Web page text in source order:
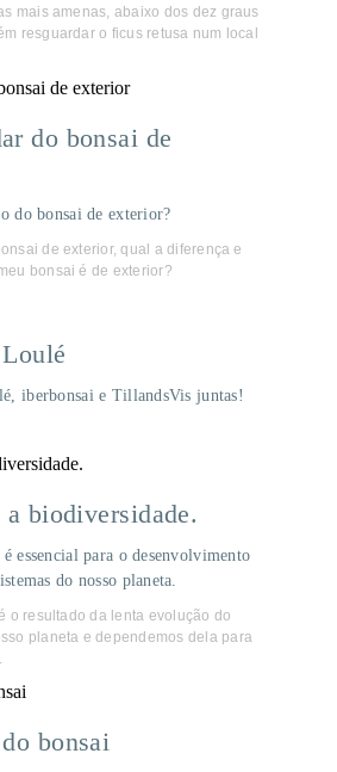
mais amenas, abaixo dos dez graus
resguardar o ficus retusa num local
do bonsai de
do bonsai de exterior?
de exterior, qual a diferença e
bonsai é de exterior?
iberbonsai e TillandsVis juntas!
a biodiversidade.
essencial para o desenvolvimento
do nosso planeta.
o resultado da lenta evolução do
planeta e dependemos dela para
bonsai